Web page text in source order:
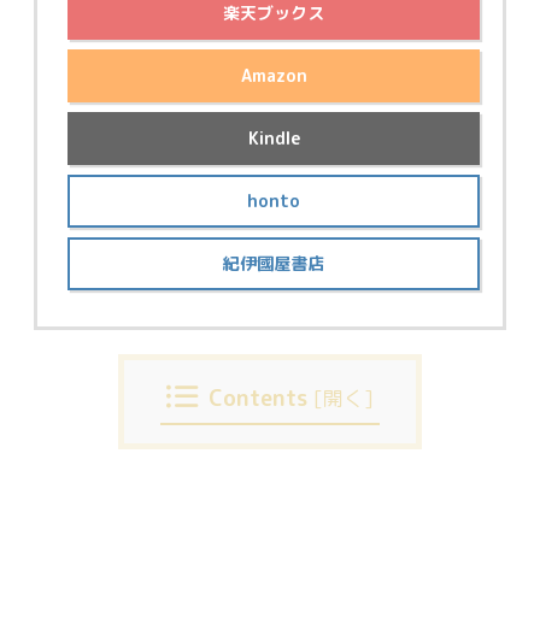
楽天ブックス
Amazon
Kindle
honto
紀伊國屋書店
Contents [開く ]